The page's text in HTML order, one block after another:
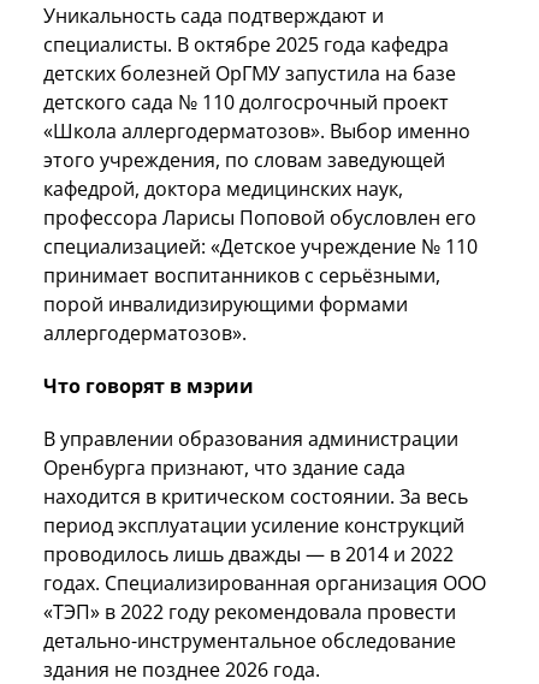
Уникальность сада подтверждают и
специалисты. В октябре 2025 года кафедра
детских болезней ОрГМУ запустила на базе
детского сада № 110 долгосрочный проект
«Школа аллергодерматозов». Выбор именно
этого учреждения, по словам заведующей
кафедрой, доктора медицинских наук,
профессора Ларисы Поповой обусловлен его
специализацией: «Детское учреждение № 110
принимает воспитанников с серьёзными,
порой инвалидизирующими формами
аллергодерматозов».
Что говорят в мэрии
В управлении образования администрации
Оренбурга признают, что здание сада
находится в критическом состоянии. За весь
период эксплуатации усиление конструкций
проводилось лишь дважды — в 2014 и 2022
годах. Специализированная организация ООО
«ТЭП» в 2022 году рекомендовала провести
детально-инструментальное обследование
здания не позднее 2026 года.